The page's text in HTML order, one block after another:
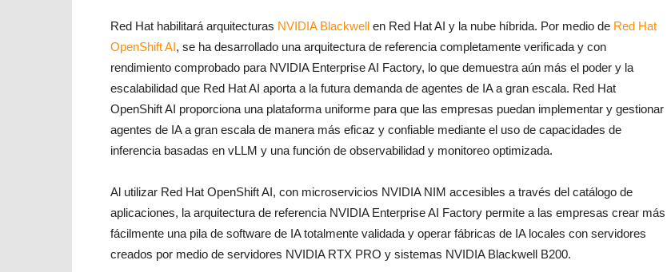
Red Hat habilitará arquitecturas NVIDIA Blackwell en Red Hat AI y la nube híbrida. Por medio de Red Hat
OpenShift AI, se ha desarrollado una arquitectura de referencia completamente verificada y con
rendimiento comprobado para NVIDIA Enterprise AI Factory, lo que demuestra aún más el poder y la
escalabilidad que Red Hat AI aporta a la futura demanda de agentes de IA a gran escala. Red Hat
OpenShift AI proporciona una plataforma uniforme para que las empresas puedan implementar y gestionar
agentes de IA a gran escala de manera más eficaz y confiable mediante el uso de capacidades de
inferencia basadas en vLLM y una función de observabilidad y monitoreo optimizada.
Al utilizar Red Hat OpenShift AI, con microservicios NVIDIA NIM accesibles a través del catálogo de
aplicaciones, la arquitectura de referencia NVIDIA Enterprise AI Factory permite a las empresas crear más
fácilmente una pila de software de IA totalmente validada y operar fábricas de IA locales con servidores
creados por medio de servidores NVIDIA RTX PRO y sistemas NVIDIA Blackwell B200.